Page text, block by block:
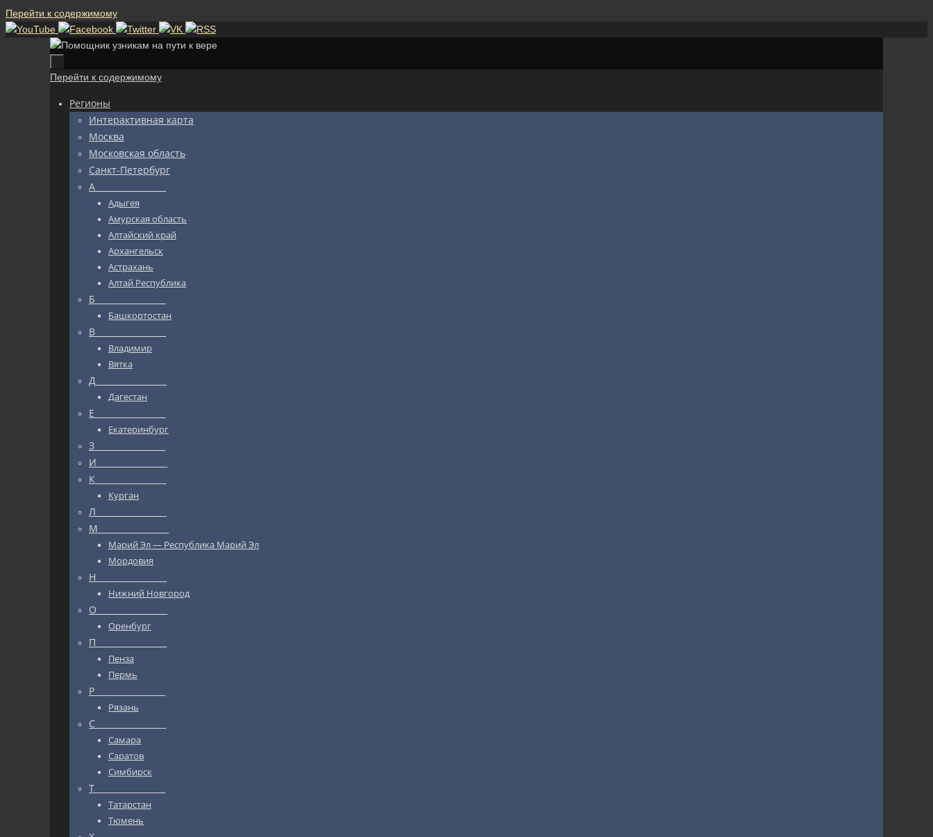
Перейти к содержимому
Перейти к содержимому
Регионы
Интерактивная карта
Москва
Московская область
Санкт-Петербург
А_________________
Адыгея
Амурская область
Алтайский край
Архангельск
Астрахань
Алтай Республика
Б_________________
Башкортостан
В_________________
Владимир
Вятка
Д_________________
Дагестан
Е_________________
Екатеринбург
З_________________
И_________________
К_________________
Курган
Л_________________
М_________________
Марий Эл — Республика Марий Эл
Мордовия
Н_________________
Нижний Новгород
О_________________
Оренбург
П_________________
Пенза
Пермь
Р_________________
Рязань
С_________________
Самара
Саратов
Симбирск
Т_________________
Татарстан
Тюмень